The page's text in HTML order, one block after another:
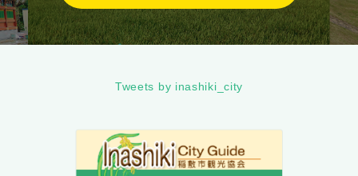
Tweets by inashiki_city